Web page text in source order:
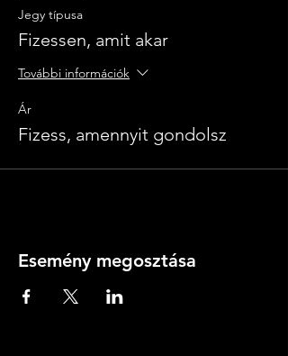
Jegy típusa
Fizessen, amit akar
További információk
Ár
Fizess, amennyit gondolsz
Esemény megosztása